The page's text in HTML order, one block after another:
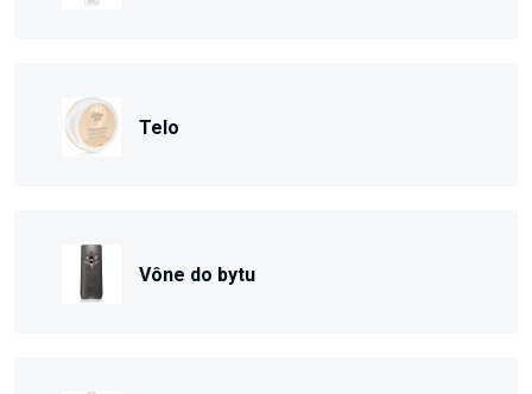
Telo
Vône do bytu